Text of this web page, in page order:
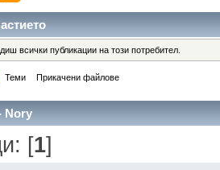
всички публикации на този потребител.
Теми Прикачени файлове
Nory
[1]